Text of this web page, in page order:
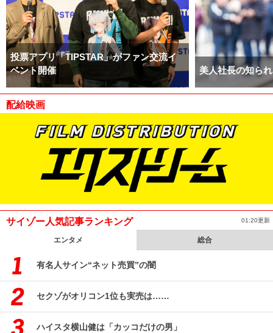
投票アプリ「TIPSTAR」がファン交流イ
ベント開催
美人社長の知ら
配給映画
サイゾー人気記事ランキング 01:20更新
エンタメ 総合
有名人サイン“ネット売買”の闇
セクゾがオリコン1位も実売は……
ハイスタ横山健は「カッコだけの男」